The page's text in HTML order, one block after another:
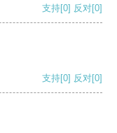
支持[0] 反对[0]
支持[0] 反对[0]